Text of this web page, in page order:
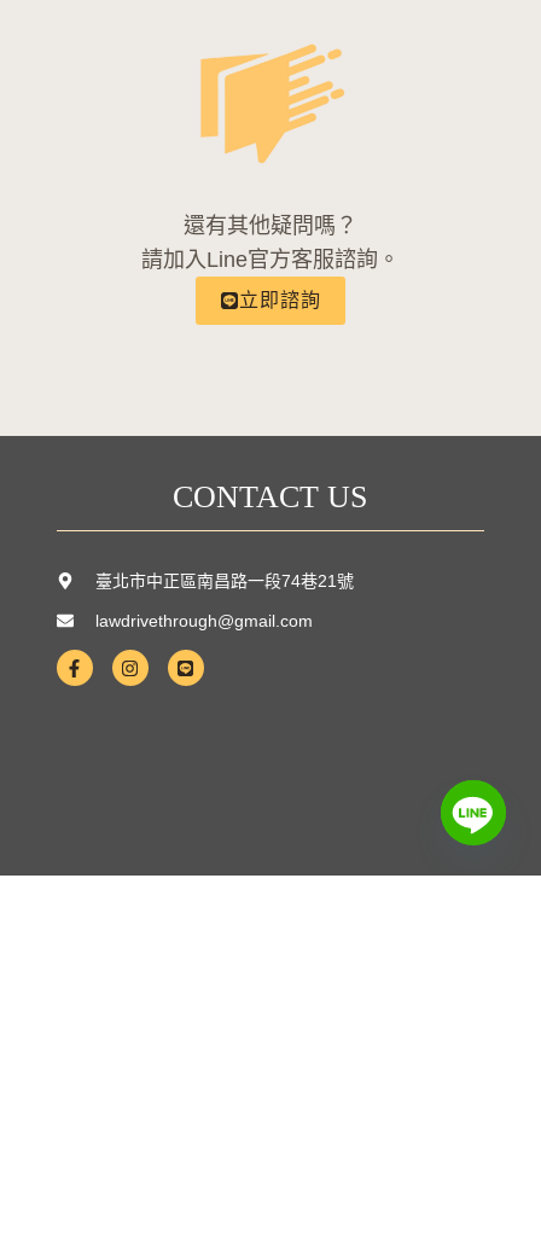
還有其他疑問嗎？
請加入Line官方客服諮詢。
立即諮詢
CONTACT US
臺北市中正區南昌路一段74巷21號
lawdrivethrough@gmail.com